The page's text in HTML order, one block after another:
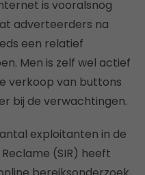
is vooralsnog
adverteerders na
een relatief
Men is zelf wel actief
verkoop van buttons
bij de verwachtingen.
exploitanten in de
(SIR) heeft